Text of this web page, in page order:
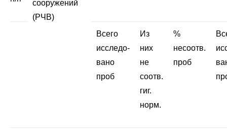
сооружений
(РЧВ)
Всего
исследо-
вано
проб
Из
них
не
соотв.
гиг.
норм.
%
несоотв.
проб